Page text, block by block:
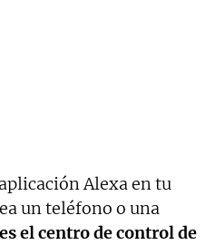
Alexa en tu
un teléfono o una
es el centro de control de